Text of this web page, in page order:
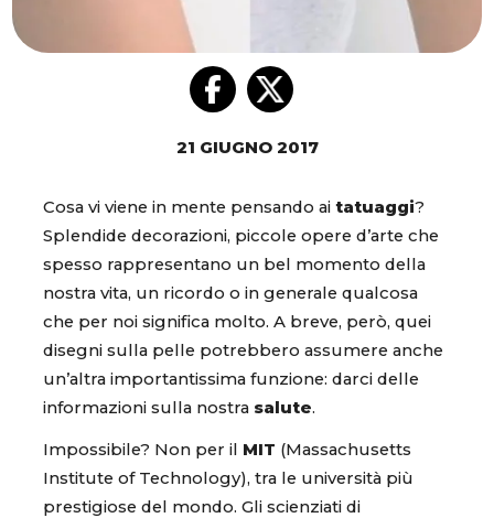
21 GIUGNO 2017
Cosa vi viene in mente pensando ai tatuaggi?
Splendide decorazioni, piccole opere d’arte che
spesso rappresentano un bel momento della
nostra vita, un ricordo o in generale qualcosa
che per noi significa molto. A breve, però, quei
disegni sulla pelle potrebbero assumere anche
un’altra importantissima funzione: darci delle
informazioni sulla nostra salute.
Impossibile? Non per il MIT (Massachusetts
Institute of Technology), tra le università più
prestigiose del mondo. Gli scienziati di